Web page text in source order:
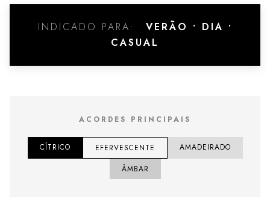
INDICADO PARA:
VERÃO • DIA •
CASUAL
ACORDES PRINCIPAIS
CÍTRICO EFERVESCENTE
AMADEIRADO
ÂMBAR